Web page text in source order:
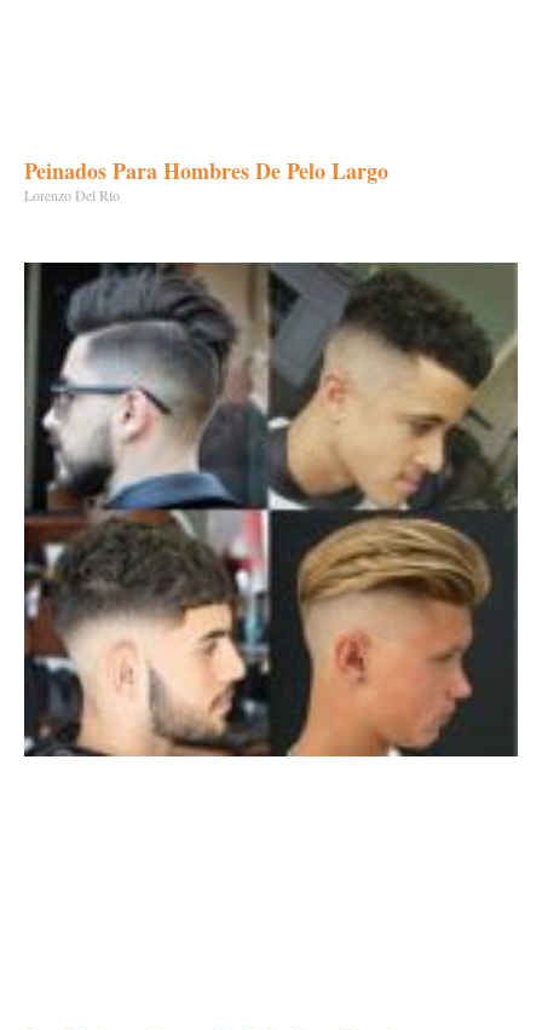
Peinados Para Hombres De Pelo Largo
Lorenzo Del Río